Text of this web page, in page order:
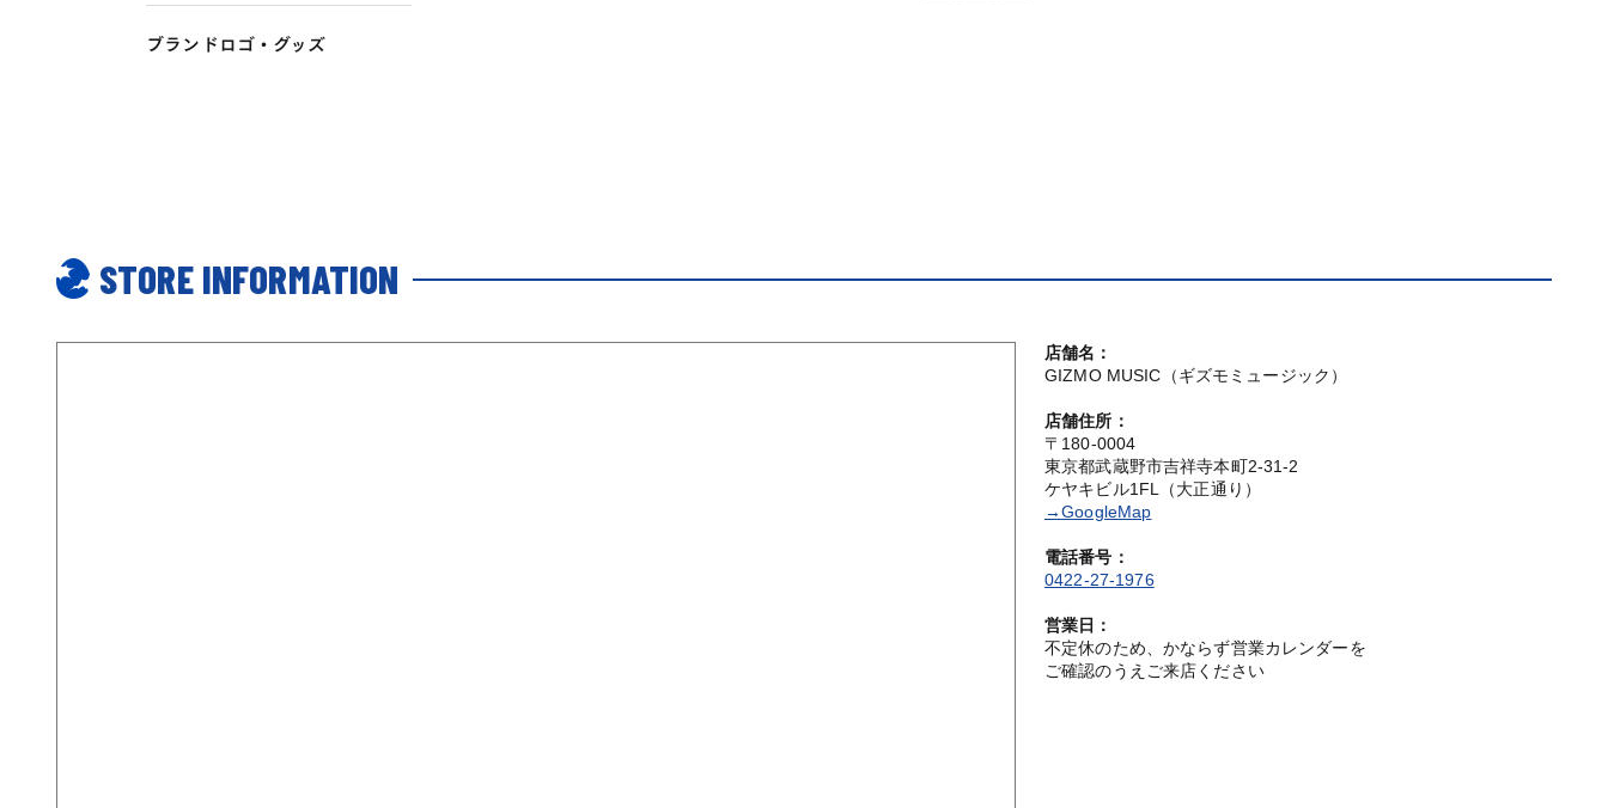
ブランドロゴ・グッズ
STORE INFORMATION
店舗名：
GIZMO MUSIC（ギズモミュージック）
店舗住所：
〒180-0004
東京都武蔵野市吉祥寺本町2-31-2
ケヤキビル1FL（大正通り）
→GoogleMap
電話番号：
0422-27-1976
営業日：
不定休のため、かならず営業カレンダーを
ご確認のうえご来店ください